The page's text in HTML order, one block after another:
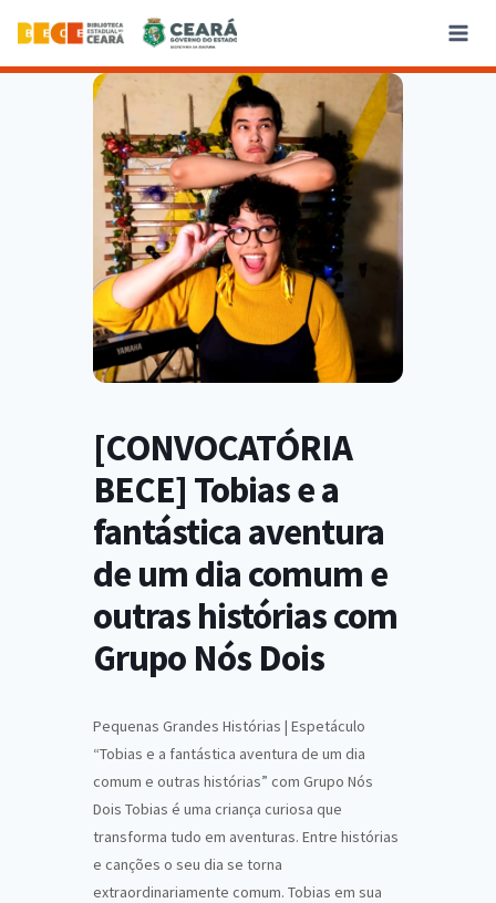
[CONVOCATÓRIA
BECE] Tobias e a
fantástica aventura
de um dia comum e
outras histórias com
Grupo Nós Dois
Pequenas Grandes Histórias | Espetáculo
“Tobias e a fantástica aventura de um dia
comum e outras histórias” com Grupo Nós
Dois Tobias é uma criança curiosa que
transforma tudo em aventuras. Entre histórias
e canções o seu dia se torna
extraordinariamente comum. Tobias em sua